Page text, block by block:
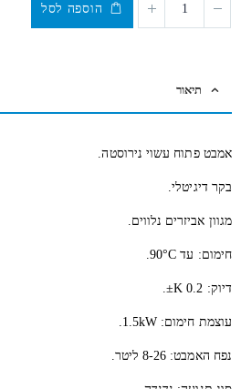
הוספה לסל
תיאור
אמבט פתוח עשוי נירוסטה.
בקר דיגיטלי.
מגוון אביזרים נלווים.
חימום: עד 90°C.
דיוק: 0.2 K±.
עוצמת חימום: 1.5kW.
נפח האמבט: 8-26 ליטר.